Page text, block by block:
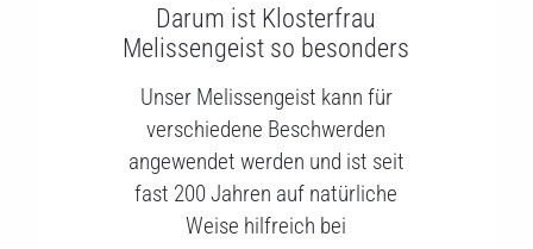
Darum ist Klosterfrau
Melissengeist so besonders
Unser Melissengeist kann für
verschiedene Beschwerden
angewendet werden und ist seit
fast 200 Jahren auf natürliche
Weise hilfreich bei